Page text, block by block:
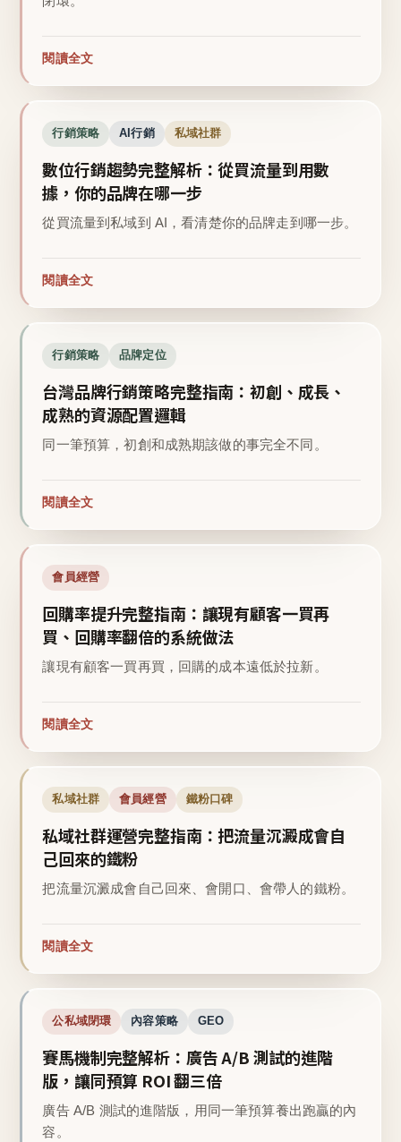
閱讀全文
行銷策略 AI行銷 私域社群
數位行銷趨勢完整解析：從買流量到用數
據，你的品牌在哪一步
從買流量到私域到 AI，看清楚你的品牌走到哪一步。
閱讀全文
行銷策略 品牌定位
台灣品牌行銷策略完整指南：初創、成長、
成熟的資源配置邏輯
同一筆預算，初創和成熟期該做的事完全不同。
閱讀全文
會員經營
回購率提升完整指南：讓現有顧客一買再
買、回購率翻倍的系統做法
讓現有顧客一買再買，回購的成本遠低於拉新。
閱讀全文
私域社群 會員經營 鐵粉口碑
私域社群運營完整指南：把流量沉澱成會自
己回來的鐵粉
把流量沉澱成會自己回來、會開口、會帶人的鐵粉。
閱讀全文
公私域閉環 內容策略 GEO
賽馬機制完整解析：廣告 A/B 測試的進階
版，讓同預算 ROI 翻三倍
廣告 A/B 測試的進階版，用同一筆預算養出跑贏的內
容。